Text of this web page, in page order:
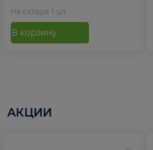
На складе 1 шт
В корзину
АКЦИИ